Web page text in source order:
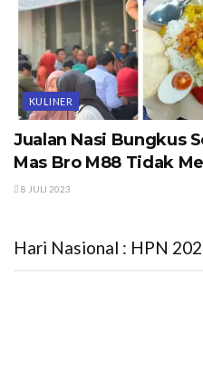
KULINER
Jualan Nasi Bungkus
Mas Bro M88 Tidak
8 JULI 2023
Hari Nasional : HPN